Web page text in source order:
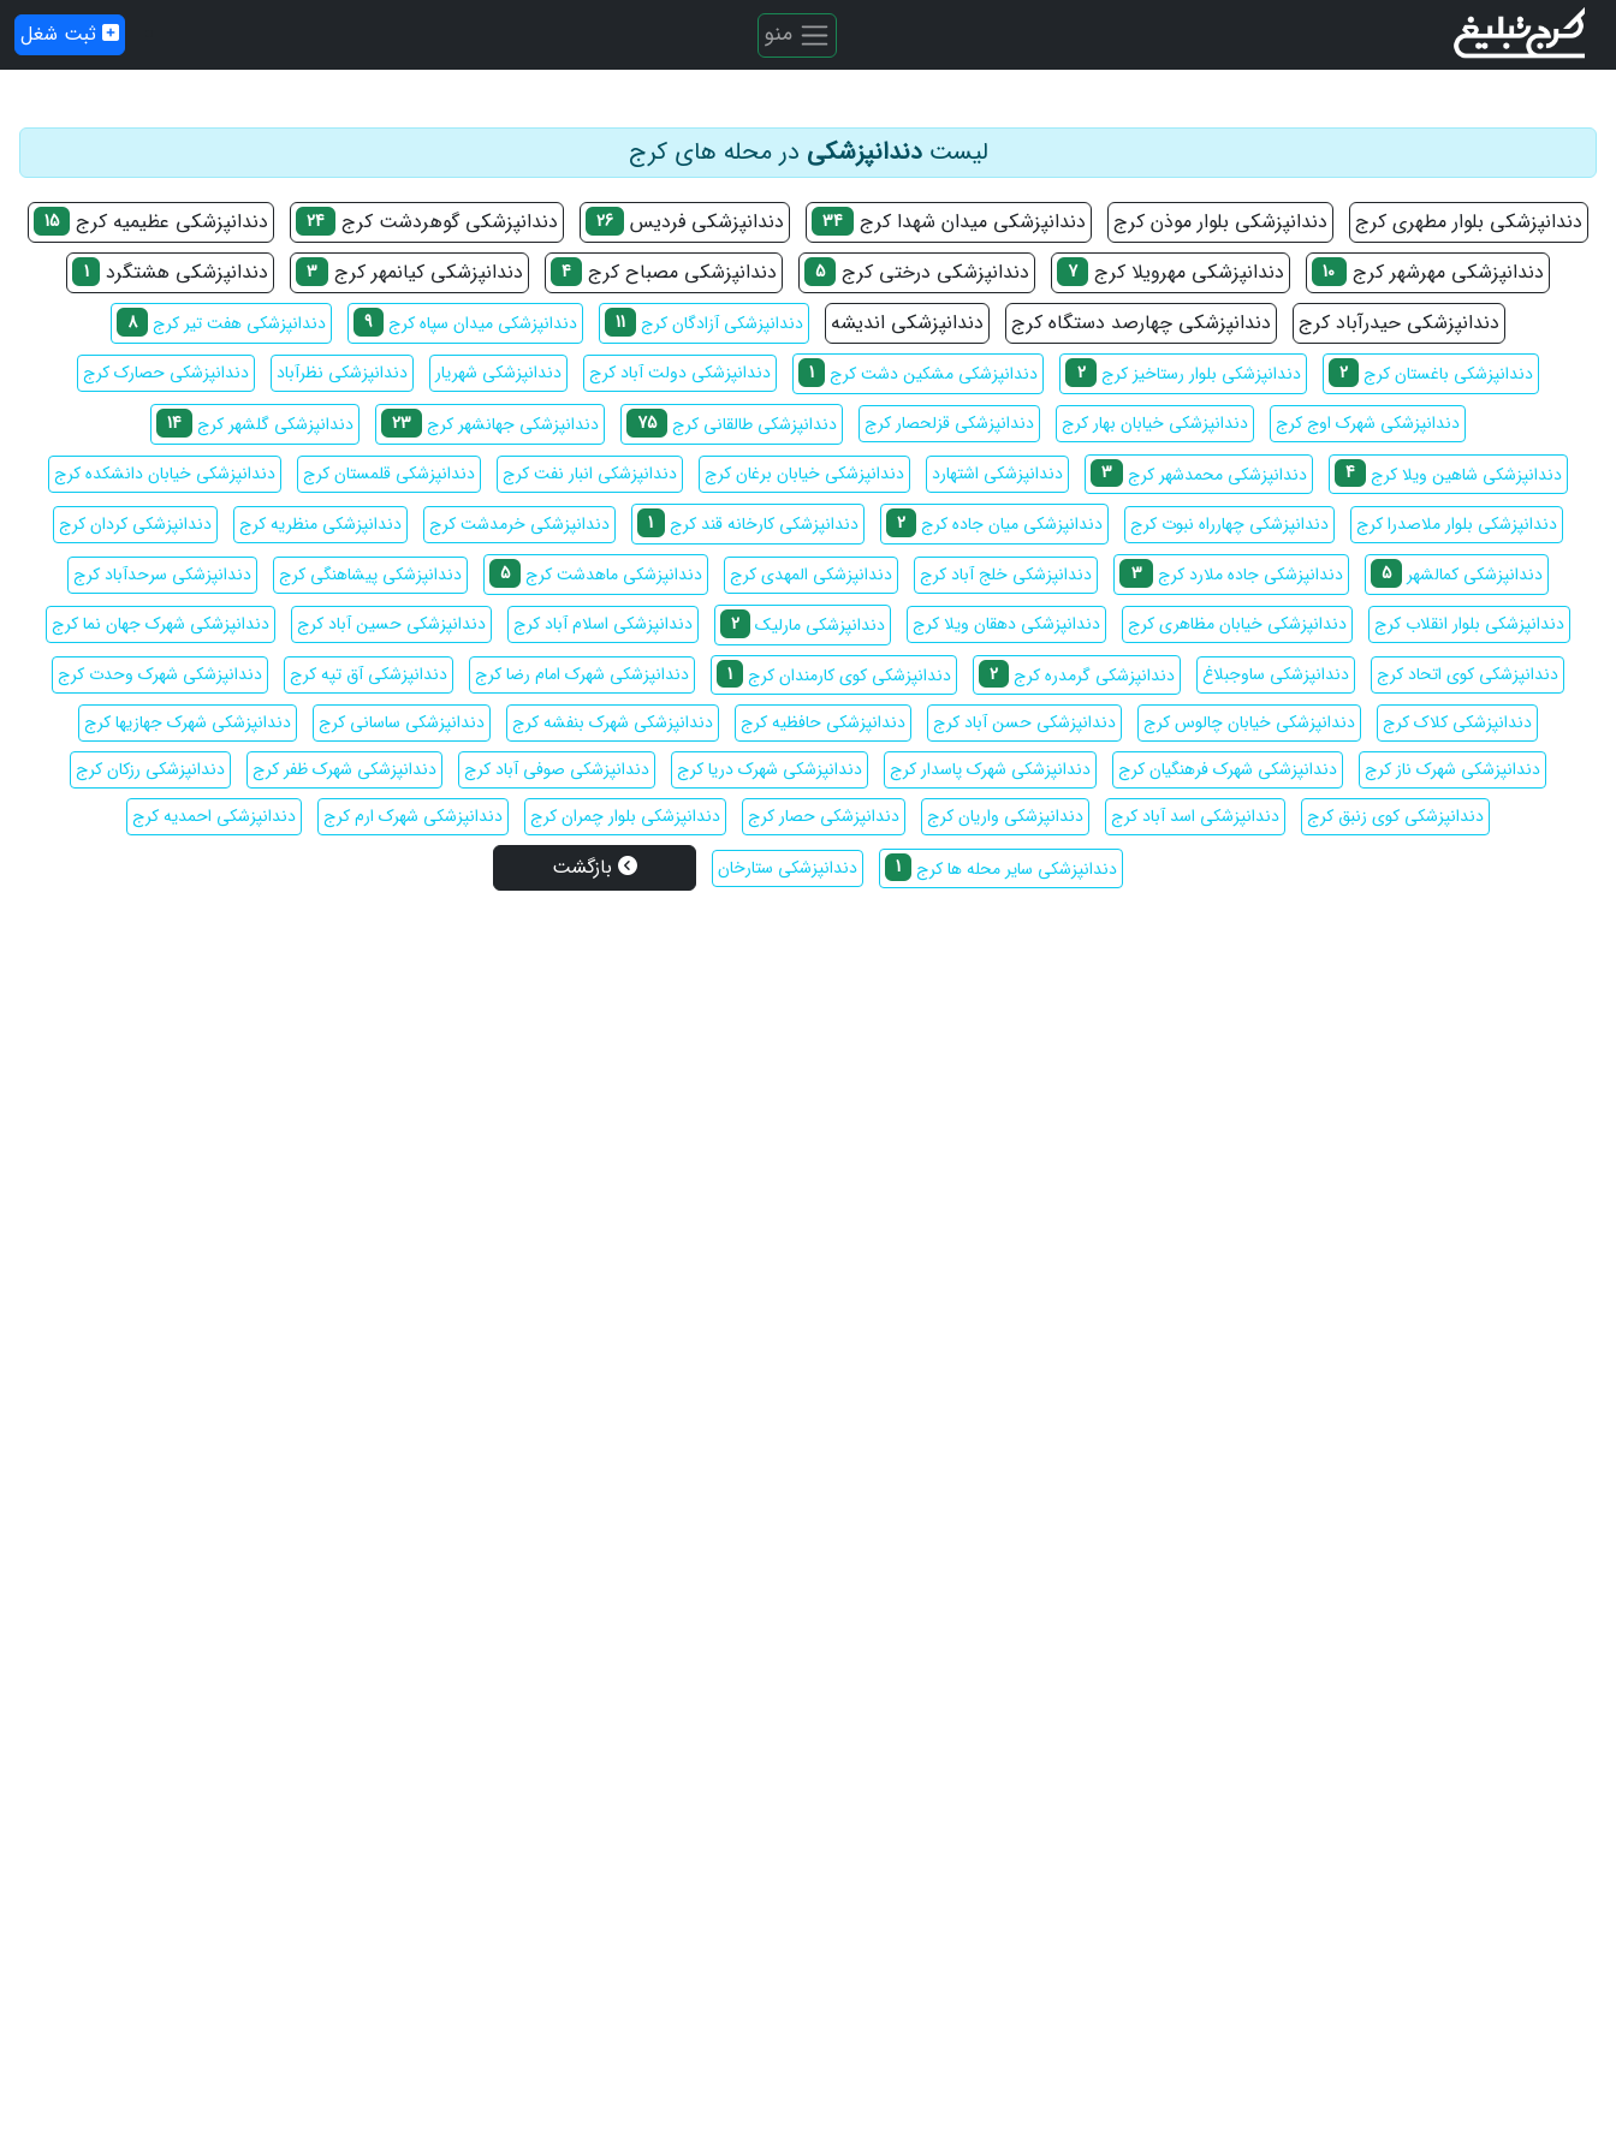
منو ثبت شغل
لیستدندانپزشکی در محله های کرج
دندانپزشکی بلوار مطهری کرج دندانپزشکی بلوار موذن کرج دندانپزشکی میدان شهدا کرج 34 دندانپزشکی فردیس 26 دندانپزشکی گوهردشت کرج 24 دندانپزشکی عظیمیه کرج 15
دندانپزشکی مهرشهر کرج 10 دندانپزشکی مهرویلا کرج 7 دندانپزشکی درختی کرج 5 دندانپزشکی مصباح کرج 4 دندانپزشکی کیانمهر کرج 3 دندانپزشکی هشتگرد 1
دندانپزشکی حیدرآباد کرج دندانپزشکی چهارصد دستگاه کرج دندانپزشکی اندیشه دندانپزشکی آزادگان کرج 11 دندانپزشکی میدان سپاه کرج 9 دندانپزشکی هفت تیر کرج 8
دندانپزشکی باغستان کرج
2 دندانپزشکی بلوار رستاخیز کرج 2 دندانپزشکی مشکین دشت کرج 1 دندانپزشکی دولت آباد کرج دندانپزشکی شهریار دندانپزشکی نظرآباد
دندانپزشکی حصارک کرج
دندانپزشکی شهرک اوج کرج
دندانپزشکی خیابان بهار کرج دندانپزشکی قزلحصار کرج دندانپزشکی طالقانی کرج 75 دندانپزشکی جهانشهر کرج 23 دندانپزشکی گلشهر کرج 14
دندانپزشکی شاهین ویلا کرج 4 دندانپزشکی محمدشهر کرج 3 دندانپزشکی اشتهارد دندانپزشکی خیابان برغان کرج دندانپزشکی انبار نفت کرج دندانپزشکی قلمستان کرج
دندانپزشکی خیابان دانشکده کرج
دندانپزشکی بلوار ملاصدرا کرج
دندانپزشکی چهارراه نبوت کرج دندانپزشکی میان جاده کرج 2 دندانپزشکی کارخانه قند کرج 1 دندانپزشکی خرمدشت کرج دندانپزشکی منظریه کرج
دندانپزشکی کردان کرج
دندانپزشکی کمالشهر
5 دندانپزشکی جاده ملارد کرج 3 دندانپزشکی خلج آباد کرج دندانپزشکی المهدی کرج دندانپزشکی ماهدشت کرج 5 دندانپزشکی پیشاهنگی کرج
دندانپزشکی سرحدآباد کرج
دندانپزشکی بلوار انقلاب کرج
دندانپزشکی خیابان مظاهری کرج دندانپزشکی دهقان ویلا کرج دندانپزشکی مارلیک 2 دندانپزشکی اسلام آباد کرج دندانپزشکی حسین آباد کرج
دندانپزشکی شهرک جهان نما کرج
دندانپزشکی کوی اتحاد کرج
دندانپزشکی ساوجبلاغ دندانپزشکی گرمدره کرج 2 دندانپزشکی کوی کارمندان کرج 1 دندانپزشکی شهرک امام رضا کرج دندانپزشکی آق تپه کرج
دندانپزشکی شهرک وحدت کرج
دندانپزشکی کلاک کرج
دندانپزشکی خیابان چالوس کرج دندانپزشکی حسن آباد کرج دندانپزشکی حافظیه کرج دندانپزشکی شهرک بنفشه کرج دندانپزشکی ساسانی کرج
دندانپزشکی شهرک جهازیها کرج
دندانپزشکی شهرک ناز کرج
دندانپزشکی شهرک فرهنگیان کرج دندانپزشکی شهرک پاسدار کرج دندانپزشکی شهرک دریا کرج دندانپزشکی صوفی آباد کرج دندانپزشکی شهرک ظفر کرج
دندانپزشکی رزکان کرج
دندانپزشکی کوی زنبق کرج
دندانپزشکی اسد آباد کرج دندانپزشکی واریان کرج دندانپزشکی حصار کرج دندانپزشکی بلوار چمران کرج دندانپزشکی شهرک ارم کرج
دندانپزشکی احمدیه کرج
دندانپزشکی سایر محله ها کرج 1 دندانپزشکی ستارخان بازگشت